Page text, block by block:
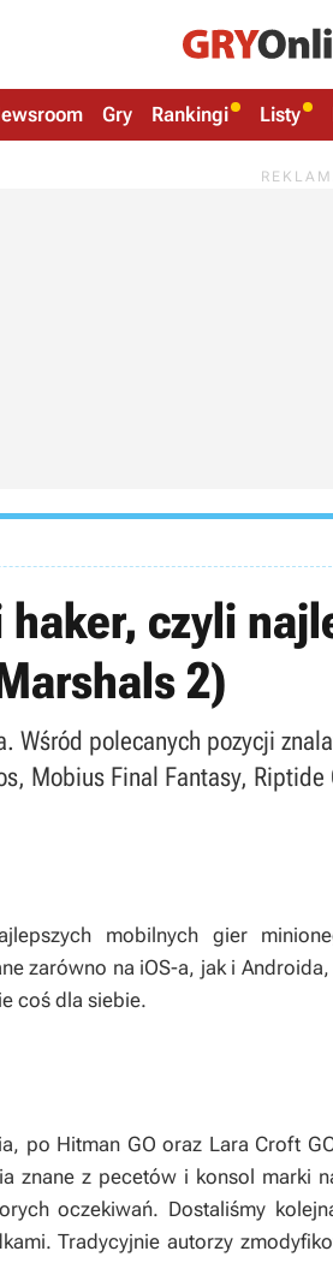
Gry Rankingi Listy
czyli
2)
polecanych pozycji
Mobius Final Fantasy, Riptide
mobilnych gier
zarówno na iOS-a, jak i
coś dla siebie.
po Hitman GO oraz Lara Croft
znane z pecetów i konsol marki
oczekiwań. Dostaliśmy
Tradycyjnie autorzy